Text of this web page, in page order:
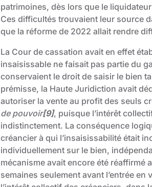
patrimoines, dès lors que le
Ces difficultés trouvaient leur source
que la réforme de 2022 allait rendre
La Cour de cassation avait en effet
insaisissable ne faisait pas partie du
conservaient le droit de saisir le bien
prémisse, la Haute Juridiction avait
autoriser la vente au profit des seuls
de pouvoir[9], puisque l’intérêt
indistinctement. La conséquence
créancier à qui l’insaisissabilité était
individuellement sur le bien,
mécanisme avait encore été réaffirmé
semaines seulement avant l’entrée